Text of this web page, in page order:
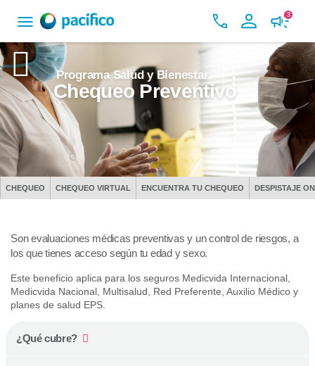
3
Programa Salud y Bienestar
Chequeo Preventivo
CHEQUEO CHEQUEO VIRTUAL ENCUENTRA TU CHEQUEO DESPISTAJE
Son evaluaciones médicas preventivas y un control de riesgos, a
los que tienes acceso según tu edad y sexo.
Este beneficio aplica para los seguros Medicvida Internacional,
Medicvida Nacional, Multisalud, Red Preferente, Auxilio Médico y
planes de salud EPS.
¿Qué cubre?